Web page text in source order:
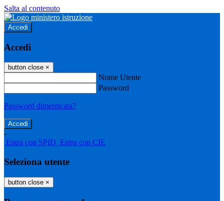
Salta al contenuto
Accedi
Accedi
button close ×
Nome Utente
Password
Password dimenticata?
-
Entra con SPID Entra con CIE
Seleziona utente
button close ×